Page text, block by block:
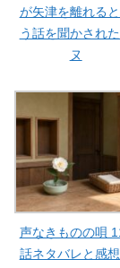
が矢津を離れる
う話を聞かされ
ヌ
声なきものの唄
話ネタバレと感想